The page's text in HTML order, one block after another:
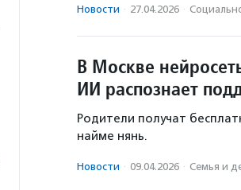
Новости · 27.04.2026 ·
В Москве
ИИ распознает
Родители получат
найме нянь.
Новости · 09.04.2026 · Семья и